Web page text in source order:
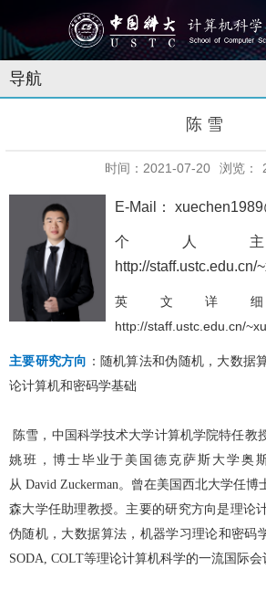
导航
陈 雪
时间：2021-07-20 浏览：
E-Mail：
个人
http://staff.ustc.edu.cn/
英文详
http://staff.ustc.edu.cn/
主要研究方向 ：随机算法和伪随机，大数据
论计算机和密码学基础
陈雪， 中国科学技术大学计算机学院特任教
姚班，博士毕业于美国德克萨斯大学奥
从 David Zuckerman。曾在美国西北大学任博
森大学任助理教授。主要的研究方向是理论
伪随机，大数据算法，机器学习理论和密码
SODA, COLT等理论计算机科学的一流国际会